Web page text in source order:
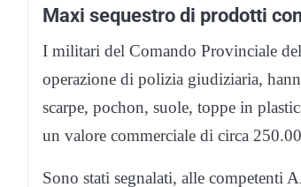
Maxi sequestro di prodotti
I militari del Comando Provinciale
operazione di polizia giudiziaria,
scarpe, pochon, suole, toppe in
un valore commerciale di circa
Sono stati segnalati, alle competenti